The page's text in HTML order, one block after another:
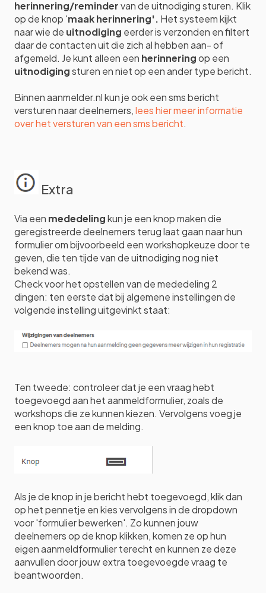
herinnering/remindervan de uitnodiging sturen. Klik
op de knop 'maak herinnering'. Het systeem kijkt
naar wie de uitnodiging eerder is verzonden en filtert
daar de contacten uit die zich al hebben aan- of
afgemeld. Je kunt alleen een herinneringop een
uitnodigingsturen en niet op een ander type bericht.
Binnen aanmelder.nl kun je ook een sms bericht
versturen naar deelnemers,lees hier meer informatie
over het versturen van een sms bericht.
Extra
Via een mededelingkun je een knop maken die
geregistreerde deelnemers terug laat gaan naar hun
formulier om bijvoorbeeld een workshopkeuze door te
geven, die ten tijde van de uitnodiging nog niet
bekend was.
Check voor het opstellen van de mededeling 2
dingen: ten eerste dat bij algemene instellingen de
volgende instelling uitgevinkt staat:
Ten tweede: controleer dat je een vraag hebt
toegevoegd aan het aanmeldformulier, zoals de
workshops die ze kunnen kiezen. Vervolgens voeg je
een knop toe aan de melding.
Als je de knop in je bericht hebt toegevoegd, klik dan
op het pennetje en kies vervolgens in de dropdown
voor 'formulier bewerken'. Zo kunnen jouw
deelnemers op de knop klikken, komen ze op hun
eigen aanmeldformulier terecht en kunnen ze deze
aanvullen door jouw extra toegevoegde vraag te
beantwoorden.